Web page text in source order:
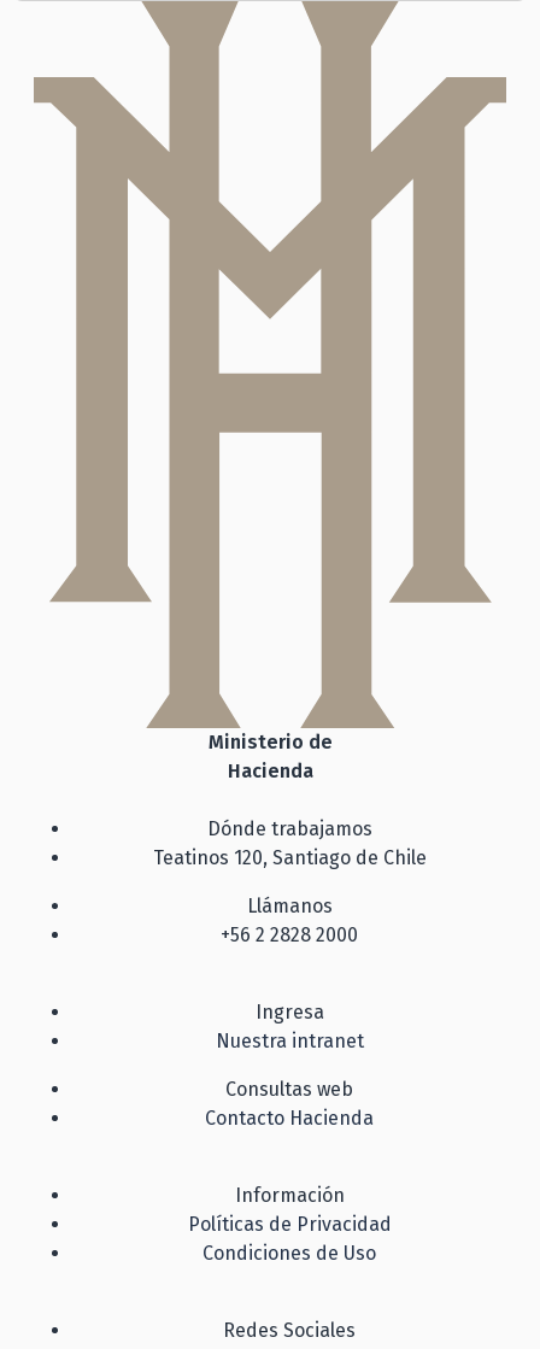
Ministerio de
Hacienda
Dónde trabajamos
Teatinos 120, Santiago de Chile
Llámanos
+56 2 2828 2000
Ingresa
Nuestra intranet
Consultas web
Contacto Hacienda
Información
Políticas de Privacidad
Condiciones de Uso
Redes Sociales